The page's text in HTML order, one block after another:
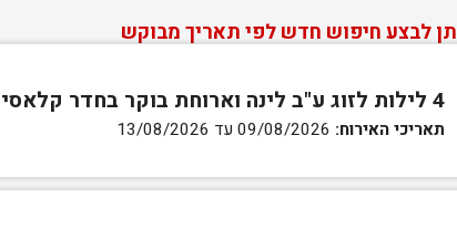
לבצע חיפוש חדש לפי תאריך מבוקש
4 לילות לזוג ע"ב לינה וארוחת בוקר בחדר קלאסיק
תאריכי האירוח: